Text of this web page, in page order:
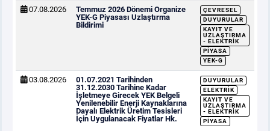
07.08.2026
Temmuz 2026 Dönemi Organize
YEK-G Piyasası Uzlaştırma
Bildirimi
ÇEVRESEL
DUYURULAR
KAYIT VE
UZLAŞTIRMA
- ELEKTRIK
PIYASA
YEK-G
03.08.2026
01.07.2021 Tarihinden
31.12.2030 Tarihine Kadar
İşletmeye Girecek YEK Belgeli
Yenilenebilir Enerji Kaynaklarına
Dayalı Elektrik Üretim Tesisleri
İçin Uygulanacak Fiyatlar Hk.
DUYURULAR
ELEKTRIK
KAYIT VE
UZLAŞTIRMA
- ELEKTRIK
PIYASA